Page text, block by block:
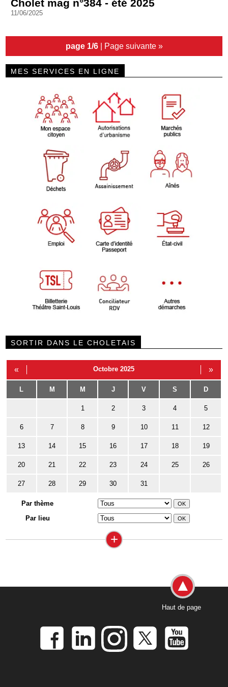
Cholet mag n°384 - été 2025
11/06/2025
page 1/6| Page suivante »
MES SERVICES EN LIGNE
SORTIR DANS LE CHOLETAIS
« Octobre 2025 »
L M M J V S D
1 2 3 4 5
6 7 8 9 10 11 12
13 14 15 16 17 18 19
20 21 22 23 24 25 26
27 28 29 30 31
Par thème
Par lieu
+
Haut de page